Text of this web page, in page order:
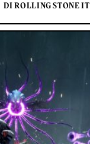
DI ROLLING STONE IT